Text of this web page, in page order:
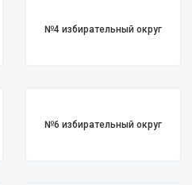
№4 избирательный округ
№6 избирательный округ